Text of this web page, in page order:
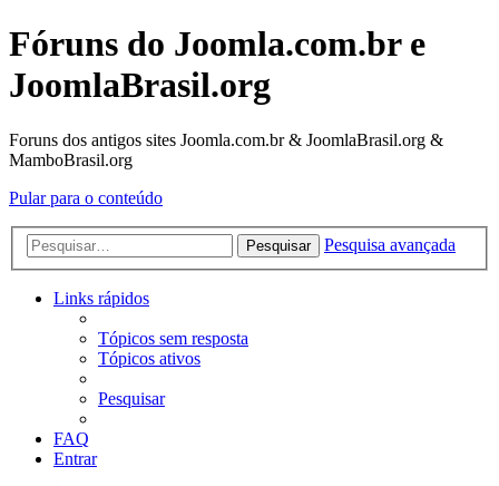
Fóruns do Joomla.com.br e
JoomlaBrasil.org
Foruns dos antigos sites Joomla.com.br & JoomlaBrasil.org &
MamboBrasil.org
Pular para o conteúdo
Pesquisar Pesquisa avançada
Links rápidos
Tópicos sem resposta
Tópicos ativos
Pesquisar
FAQ
Entrar